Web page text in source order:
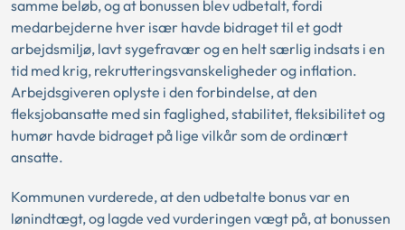
samme beløb, og at bonussen blev udbetalt, fordi
medarbejderne hver især havde bidraget til et godt
arbejdsmiljø, lavt sygefravær og en helt særlig indsats i en
tid med krig, rekrutteringsvanskeligheder og inflation.
Arbejdsgiveren oplyste i den forbindelse, at den
fleksjobansatte med sin faglighed, stabilitet, fleksibilitet og
humør havde bidraget på lige vilkår som de ordinært
ansatte.
Kommunen vurderede, at den udbetalte bonus var en
lønindtægt, og lagde ved vurderingen vægt på, at bonussen